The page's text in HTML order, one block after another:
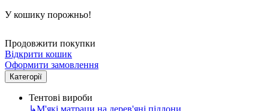
У кошику порожньо!
Продовжити покупки
Відкрити кошик
Оформити замовлення
Категорії
Тентові вироби
↳М'які матраци на дерев'яні піддони